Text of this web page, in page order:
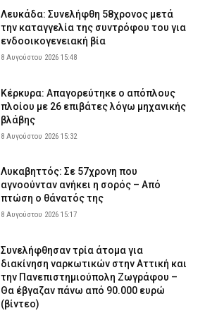
Λευκάδα: Συνελήφθη 58χρονος μετά
την καταγγελία της συντρόφου του για
ενδοοικογενειακή βία
8 Αυγούστου 2026 15:48
Κέρκυρα: Απαγορεύτηκε ο απόπλους
πλοίου με 26 επιβάτες λόγω μηχανικής
βλάβης
8 Αυγούστου 2026 15:32
Λυκαβηττός: Σε 57χρονη που
αγνοούνταν ανήκει η σορός – Από
πτώση ο θάνατός της
8 Αυγούστου 2026 15:17
Συνελήφθησαν τρία άτομα για
διακίνηση ναρκωτικών στην Αττική και
την Πανεπιστημιούπολη Ζωγράφου –
Θα έβγαζαν πάνω από 90.000 ευρώ
(βίντεο)